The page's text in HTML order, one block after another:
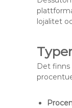
lojalitet
Det finns